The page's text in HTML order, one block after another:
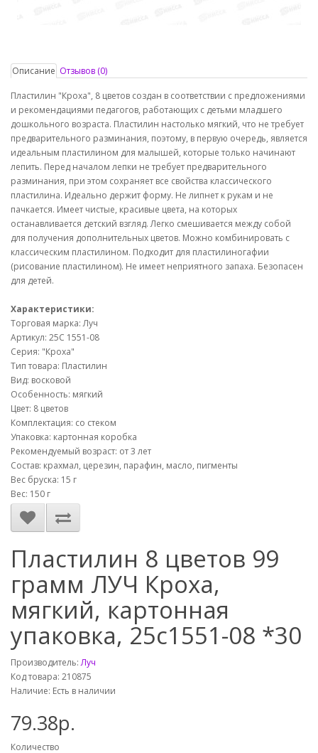
Описание Отзывов (0)
Пластилин "Кроха", 8 цветов создан в соответствии с предложениями
и рекомендациями педагогов, работающих с детьми младшего
дошкольного возраста. Пластилин настолько мягкий, что не требует
предварительного разминания, поэтому, в первую очередь, является
идеальным пластилином для малышей, которые только начинают
лепить. Перед началом лепки не требует предварительного
разминания, при этом сохраняет все свойства классического
пластилина. Идеально держит форму. Не липнет к рукам и не
пачкается. Имеет чистые, красивые цвета, на которых
останавливается детский взгляд. Легко смешивается между собой
для получения дополнительных цветов. Можно комбинировать с
классическим пластилином. Подходит для пластилиногафии
(рисование пластилином). Не имеет неприятного запаха. Безопасен
для детей.
Характеристики:
Торговая марка: Луч
Артикул: 25C 1551-08
Серия: "Кроха"
Тип товара: Пластилин
Вид: восковой
Особенность: мягкий
Цвет: 8 цветов
Комплектация: со стеком
Упаковка: картонная коробка
Рекомендуемый возраст: от 3 лет
Состав: крахмал, церезин, парафин, масло, пигменты
Вес бруска: 15 г
Вес: 150 г
Пластилин 8 цветов 99
грамм ЛУЧ Кроха,
мягкий, картонная
упаковка, 25с1551-08 *30
Производитель:Луч
Код товара: 210875
Наличие: Есть в наличии
79.38р.
Количество